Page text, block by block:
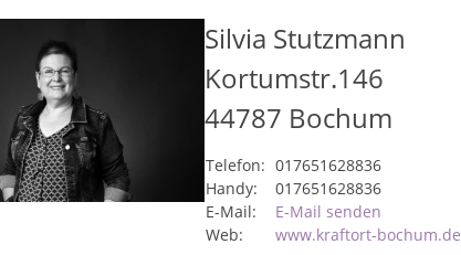
Silvia Stutzmann
Kortumstr.146
44787 Bochum
Telefon: 017651628836
Handy:
017651628836
E-Mail:
E-Mail senden
Web:
www.kraftort-bochum.de